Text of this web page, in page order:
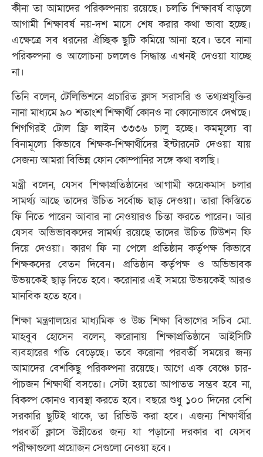
কীনা তা আমাদের পরিকল্পনায় রয়েছে। চলতি শিক্ষাবর্ষ বাড়লে
আগামী শিক্ষাবর্ষ নয়-দশ মাসে শেষ করার কথা ভাবা হচ্ছে।
এক্ষেত্রে সব ধরনের ঐচ্ছিক ছুটি কমিয়ে আনা হবে। তবে নানা
পরিকল্পনা ও আলোচনা চললেও সিদ্ধান্ত এখনই দেওয়া যাচ্ছে
না।
তিনি বলেন, টেলিভিশনে প্রচারিত ক্লাস সরাসরি ও তথ্যপ্রযুক্তির
নানা মাধ্যমে ৯০ শতাংশ শিক্ষার্থী কোনও না কোনোভাবে দেখছে।
শিগগিরই টোল ফ্রি লাইন ৩৩৩৬ চালু হচ্ছে। কমমূল্যে বা
বিনামূল্যে কিভাবে শিক্ষক-শিক্ষার্থীদের ইন্টারনেট দেওয়া যায়
সেজন্য আমরা বিভিন্ন ফোন কোম্পানির সঙ্গে কথা বলছি।
মন্ত্রী বলেন, যেসব শিক্ষাপ্রতিষ্ঠানের আগামী কয়েকমাস চলার
সামর্থ্য আছে তাদের উচিত সর্বোচ্চ ছাড় দেওয়া। তারা কিস্তিতে
ফি নিতে পারেন আবার না নেওয়ারও চিন্তা করতে পারেন। আর
যেসব অভিভাবকদের সামর্থ্য রয়েছে তাদের উচিত টিউশন ফি
দিয়ে দেওয়া। কারণ ফি না পেলে প্রতিষ্ঠান কর্তৃপক্ষ কিভাবে
শিক্ষকদের বেতন দিবেন। প্রতিষ্ঠান কর্তৃপক্ষ ও অভিভাবক
উভয়কেই ছাড় দিতে হবে। করোনার এই সময়ে উভয়কেই আরও
মানবিক হতে হবে।
শিক্ষা মন্ত্রণালয়ের মাধ্যমিক ও উচ্চ শিক্ষা বিভাগের সচিব মো.
মাহবুব হোসেন বলেন, করোনায় শিক্ষাপ্রতিষ্ঠানে আইসিটি
ব্যবহারের গতি বেড়েছে। তবে করোনা পরবর্তী সময়ের জন্য
আমাদের বেশকিছু পরিকল্পনা রয়েছে। আগে এক বেঞ্চে চার-
পাঁচজন শিক্ষার্থী বসতো। সেটা হয়তো আপাতত সম্ভব হবে না,
বিকল্প কোনও ব্যবস্থা করতে হবে। বছরে শুধু ১০০ দিনের বেশি
সরকারি ছুটিই থাকে, তা রিভিউ করা হবে। এজন্য শিক্ষার্থীর
পরবর্তী ক্লাসে উন্নীতের জন্য যা পড়ানো দরকার বা যেসব
পরীক্ষাগুলো প্রয়োজন সেগুলো নেওয়া হবে।